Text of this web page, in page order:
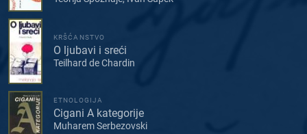
KRŠĆANSTVO
O ljubavi i sreći
Teilhard de Chardin
ETNOLOGIJA
Cigani A kategorije
Muharem Serbezovski